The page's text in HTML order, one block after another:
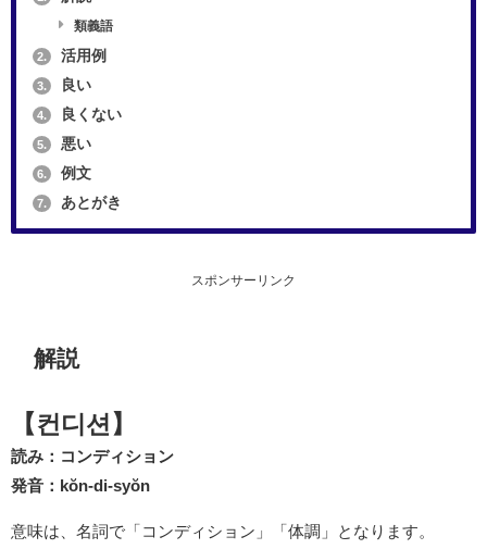
類義語
2. 活用例
3. 良い
4. 良くない
5. 悪い
6. 例文
7. あとがき
スポンサーリンク
解説
【컨디션】
読み：コンディション
発音：kŏn-di-syŏn
意味は、名詞で「コンディション」「体調」となります。